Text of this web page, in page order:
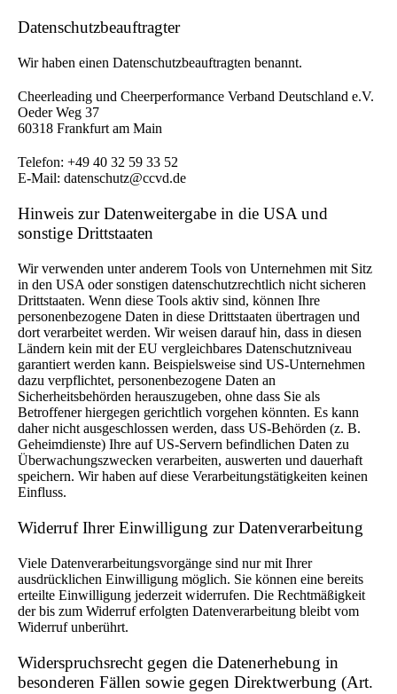
Datenschutz­beauftragter
Wir haben einen Datenschutzbeauftragten benannt.
Cheerleading und Cheerperformance Verband Deutschland e.V.
Oeder Weg 37
60318 Frankfurt am Main
Telefon: +49 40 32 59 33 52
E-Mail: datenschutz@ccvd.de
Hinweis zur Datenweitergabe in die USA und
sonstige Drittstaaten
Wir verwenden unter anderem Tools von Unternehmen mit Sitz
in den USA oder sonstigen datenschutzrechtlich nicht sicheren
Drittstaaten. Wenn diese Tools aktiv sind, können Ihre
personenbezogene Daten in diese Drittstaaten übertragen und
dort verarbeitet werden. Wir weisen darauf hin, dass in diesen
Ländern kein mit der EU vergleichbares Datenschutzniveau
garantiert werden kann. Beispielsweise sind US-Unternehmen
dazu verpflichtet, personenbezogene Daten an
Sicherheitsbehörden herauszugeben, ohne dass Sie als
Betroffener hiergegen gerichtlich vorgehen könnten. Es kann
daher nicht ausgeschlossen werden, dass US-Behörden (z. B.
Geheimdienste) Ihre auf US-Servern befindlichen Daten zu
Überwachungszwecken verarbeiten, auswerten und dauerhaft
speichern. Wir haben auf diese Verarbeitungstätigkeiten keinen
Einfluss.
Widerruf Ihrer Einwilligung zur Datenverarbeitung
Viele Datenverarbeitungsvorgänge sind nur mit Ihrer
ausdrücklichen Einwilligung möglich. Sie können eine bereits
erteilte Einwilligung jederzeit widerrufen. Die Rechtmäßigkeit
der bis zum Widerruf erfolgten Datenverarbeitung bleibt vom
Widerruf unberührt.
Widerspruchsrecht gegen die Datenerhebung in
besonderen Fällen sowie gegen Direktwerbung (Art.